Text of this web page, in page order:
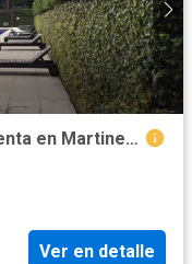
Departamento 2 ambientes en venta en Martinez - San Isidro Loft
Ver en detalle